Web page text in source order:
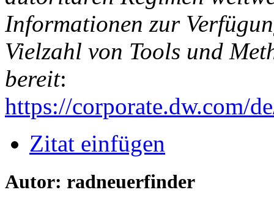
Informationen zur
Vielzahl von Tools und
bereit:
https://corporate.dw.com/
Zitat einfügen
Autor: radneuerfinder